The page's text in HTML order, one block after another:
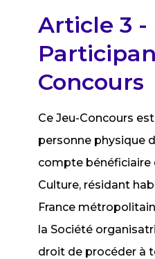
Article 3 -
Concours
Ce Jeu-Concours
personne physique
compte bénéficiaire
Culture, résidant
France
la Société
droit de procéder à